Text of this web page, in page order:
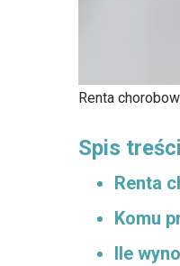
Renta
Spis treści
Renta
Komu
Ile